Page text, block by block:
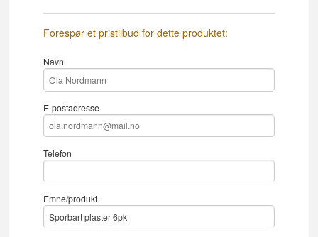
Forespør et pristilbud for dette produktet:
Navn
E-postadresse
Telefon
Emne/produkt